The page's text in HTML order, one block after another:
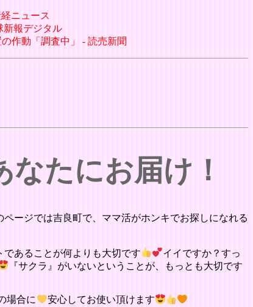
ニュース
新報デジタル
作動「調査中」 - 読売新聞
たにお届け！
ページでは吉良町で、ママ活がホンキでお探しになれる
あることが何よりも大切です
イイですか？すっ
『サクラ』がいないということが、もっとも大切です
場合に 安心してお使い頂けます